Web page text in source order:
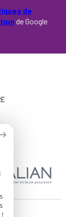
de
de Google